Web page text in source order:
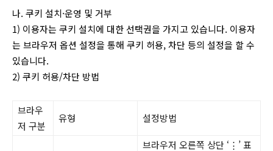
나. 쿠키 설치·운영 및 거부
1) 이용자는 쿠키 설치에 대한 선택권을 가지고 있습니다. 이용자
는 브라우저 옵션 설정을 통해 쿠키 허용, 차단 등의 설정을 할 수
있습니다.
2) 쿠키 허용/차단 방법
브라우
저 구분
유형 설정방법
브라우저 오른쪽 상단 ‘⋮’ 표